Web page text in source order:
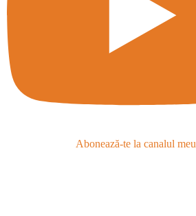
Abonează-te la canalul meu